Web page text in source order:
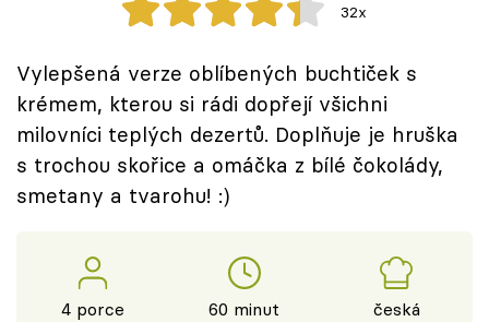
Těhotnej kuchař
Sledujte prima+
Přihlášení
32x
Vylepšená verze oblíbených buchtiček s
krémem, kterou si rádi dopřejí všichni
milovníci teplých dezertů. Doplňuje je hruška
s trochou skořice a omáčka z bílé čokolády,
smetany a tvarohu! :)
4 porce 60 minut česká